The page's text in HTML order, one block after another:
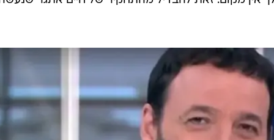
שהפוגע שלה זכה בריאיון טלוויזיוני, שמטרתו היא רק
עבריין שגם אם הרשויות בישראל פועלות איטי ולא יעיל
בכלל מורשע על פשע? זה נס - הוא עדיין אנס
אתה מציג תמונה שיקרית על מנת לקדם את האג'נדה
עוד לפני שנעמה התלוננה. המשטרה חזרה לחקור. אז
אין מקום. זאת להבדיל מהתחקיר של חיים אתגר